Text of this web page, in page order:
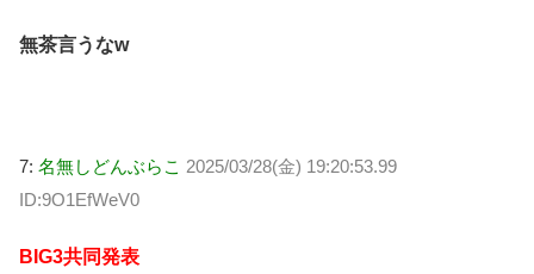
無茶言うなw
7: 名無しどんぶらこ 2025/03/28(金) 19:20:53.99
ID:9O1EfWeV0
BIG3共同発表